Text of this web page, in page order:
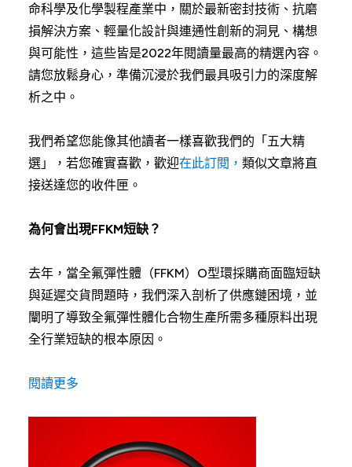
命科學及化學製程產業中，關於最新密封技術、抗磨
損解決方案、輕量化設計與連通性創新的洞見、構想
與可能性，這些皆是2022年閱讀量最高的精選內容。
請您放鬆身心，準備沉浸於我們最具吸引力的深度解
析之中。
我們希望您能像其他讀者一樣喜歡我們的「五大精
選」，若您確實喜歡，歡迎在此訂閱， 類似文章將直
接送達您的收件匣。
為何會出現FFKM短缺？
去年，當全氟彈性體（FFKM）O型環採購商面臨短缺
與延遲交貨問題時，我們深入剖析了供應鏈困境，並
闡明了導致全氟彈性體化合物生產所需多種原料出現
全行業短缺的根本原因。
閱讀更多